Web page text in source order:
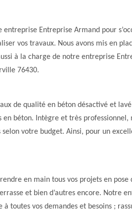
Entreprise Armand pour
vos travaux. Nous avons mis en
à la charge de notre entreprise
76430.
de qualité en béton désactivé et
béton. Intègre et très professionnel,
votre budget. Ainsi, pour un
en main tous vos projets en pose
et bien d’autres encore. Notre
toutes vos demandes et besoins ;